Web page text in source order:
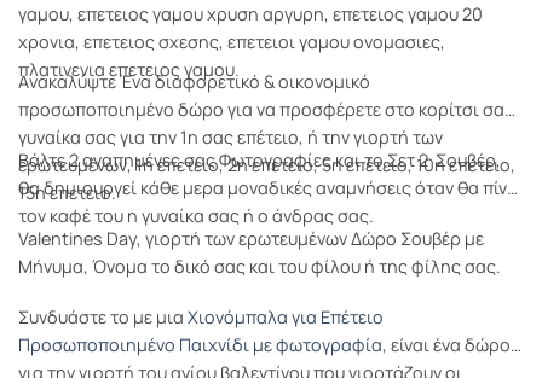
γαμου, επετειος γαμου χρυση αργυρη, επετειος γαμου 20
χρονια, επετειος σχεσης, επετειοι γαμου ονομασιες,
πλατινενια επετειος γαμου.
Aνακαλύψτε Ένα διαφορετικό & οικονομικό
προσωποποιημένο δώρο για να προσφέρετε στo κορίτσι σας,
γυναίκα σας για την 1η σας επέτειο, ή την γιορτή των
ερωτευμένων, 1η επετειο, 2η επετειο, 5η επέτειο, 10η επετειο,
15η επετειο.
Βάλτε 2 αγαπημένες σας Φωτογραφίες και το Σετ 2 Σουβέρ,
θα δημιουργεί κάθε μερα μοναδικές αναμνήσεις όταν θα πίνει
τον καφέ του η γυναίκα σας ή ο άνδρας σας.
Valentines Day, γιορτή των ερωτευμένων Δώρο Σουβέρ με
Μήνυμα, Όνομα το δικό σας και του φίλου ή της φίλης σας.
Συνδυάστε το με μια Χιονόμπαλα για Επέτειο
Προσωποποιημένο Παιχνίδι με φωτογραφία, είναι ένα δώρο
για την γιορτή του αγίου βαλεντίνου που γιορτάζουν οι